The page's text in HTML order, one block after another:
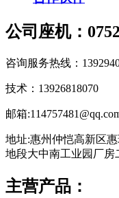
公司座机：
咨询服务热线：
技术：13926818070
邮箱
地址:惠州仲恺高新区
地段大中南工业园厂房
主营产品：